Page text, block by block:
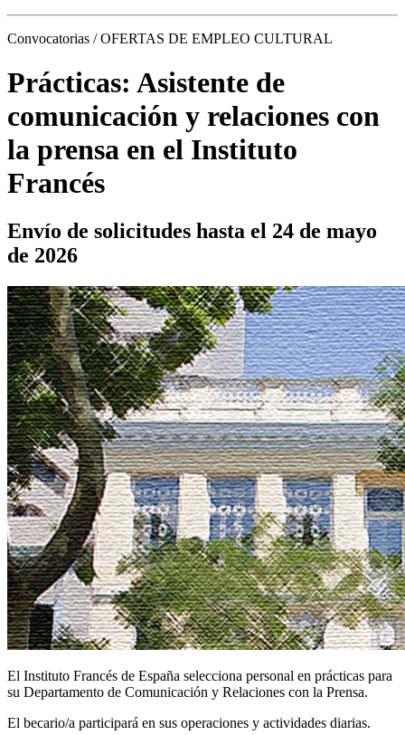
Convocatorias / OFERTAS DE EMPLEO CULTURAL
Prácticas: Asistente de
comunicación y relaciones con
la prensa en el Instituto
Francés
Envío de solicitudes hasta el 24 de mayo
de 2026
El Instituto Francés de España selecciona personal en prácticas para
su Departamento de Comunicación y Relaciones con la Prensa.
El becario/a participará en sus operaciones y actividades diarias.